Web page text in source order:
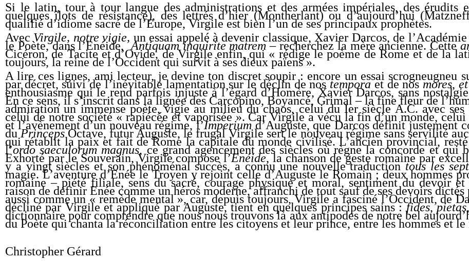
Si le latin, tour à tour langue des administrations et des armées impériales, des érudits
quelques îlots de résistance), des lettrés d’hier (Montherlant) ou d’aujourd’hui
qualifié d’idiome sacré de l’Europe, Virgile est bien l’un de ses principaux prophètes.
AvecVirgile, notre vigie, un essai appelé à devenir classique, Xavier Darcos, de
le Poète, dans l’Enéide,Antiquam inquirite matrem –recherchez la mère ancienne. Cette
Cicéron, de Tacite et d’Ovide, de Virgile enfin, qui « rédige le poème de Rome et de la
toujours, la reine de l’Occident qui survit à ses dieux païens ».
A lire ces lignes, ami lecteur, je devine ton discret soupir : encore un essai scrogneugneu
par décret, suivi de l’inévitable lamentation sur le déclin de nostemporaet de nosmores,
enthousiasme qui le rend parfois injuste à l’égard d’Homère, Xavier Darcos, sans
En ce sens, il s’inscrit dans la lignée des Carcopino, Boyancé, Grimal – la fine fleur de
admiration un immense poète, vigie au milieu du chaos, celui du Ier siècle A.C. avec
celui de notre société « rapiécée et vaporisée ». Car Virgile a vécu la fin d’un monde, celui
et l’avènement d’un nouveau régime, l’Imperiumd’Auguste, que Darcos définit justement
duPrincepsOctave, futur Auguste, le frugal Virgile sert le nouveau régime sans servilité
qui rétablit la paix et fait de Rome la capitale du monde civilisé. L’ancien provincial, resté
l’ordo saeculorum magnus, ce grand agencement des siècles où règne la concorde et qui
Exhorté par le Souverain, Virgile compose l’Enéide, la chanson de geste romaine par
y a vingt siècles et son phénoménal succès, a connu une nouvelle traductiontous les
magie. L’aventure d’Enée le Troyen y rejoint celle d’Auguste le Romain ; deux hommes
romaine – piété filiale, sens du sacré, courage physique et moral, sentiment du devoir
raison de définir Enée comme un héros moderne, affranchi de tout sauf de ses devoirs
aussi comme un « remède mental », car, depuis toujours, Virgile a fasciné l’Occident, de
décliné par Virgile et appliqué par Auguste, tient en quelques principes sains :fides,pietas
dictionnaire pour comprendre que nous nous trouvons là aux antipodes de notre bel
du Poète qui chanta la réconciliation entre les citoyens et leur prince, entre les hommes et
Christopher Gérard